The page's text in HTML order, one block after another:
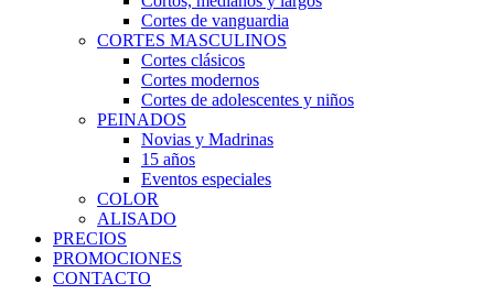
Cortes de vanguardia
CORTES MASCULINOS
Cortes clásicos
Cortes modernos
Cortes de adolescentes y niños
PEINADOS
Novias y Madrinas
15 años
Eventos especiales
COLOR
ALISADO
PRECIOS
PROMOCIONES
CONTACTO